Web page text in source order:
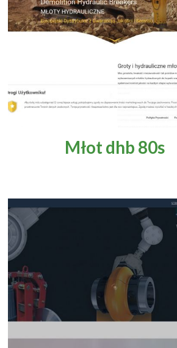
Młot dhb 80s